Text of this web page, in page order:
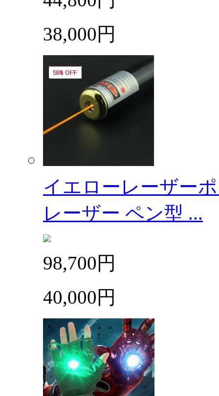
38,000円
イエローレーザー
レーザー ペン型 ...
98,700円
40,000円